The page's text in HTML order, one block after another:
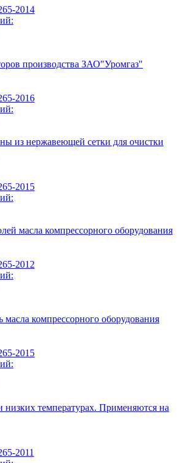
2014
производства ЗАО"Уромгаз"
2016
из нержавеющей сетки для очистки
2015
масла компрессорного оборудования
2012
масла компрессорного оборудования
2015
низких температурах. Применяются на
2011